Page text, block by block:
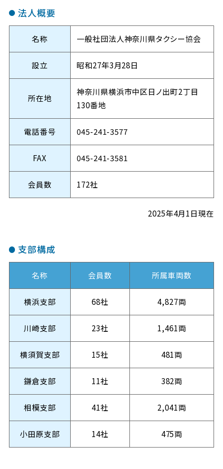
法人概要
名称 一般社団法人神奈川県タクシー協会
設立 昭和27年3月28日
所在地
神奈川県横浜市中区日ノ出町2丁目
130番地
電話番号 045-241-3577
FAX 045-241-3581
会員数 172社
2025年4月1日現在
支部構成
名称 会員数 所属車両数
横浜支部 68社 4,827両
川崎支部 23社 1,461両
横須賀支部 15社 481両
鎌倉支部 11社 382両
相模支部 41社 2,041両
小田原支部 14社 475両